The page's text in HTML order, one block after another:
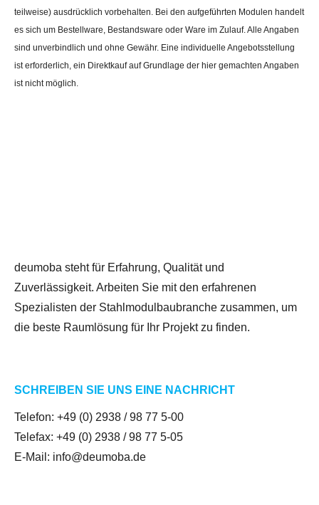
teilweise) ausdrücklich vorbehalten. Bei den aufgeführten Modulen handelt
es sich um Bestellware, Bestandsware oder Ware im Zulauf. Alle Angaben
sind unverbindlich und ohne Gewähr. Eine individuelle Angebotsstellung
ist erforderlich, ein Direktkauf auf Grundlage der hier gemachten Angaben
ist nicht möglich.
deumoba steht für Erfahrung, Qualität und
Zuverlässigkeit. Arbeiten Sie mit den erfahrenen
Spezialisten der Stahlmodulbaubranche zusammen, um
die beste Raumlösung für Ihr Projekt zu finden.
SCHREIBEN SIE UNS EINE NACHRICHT
Telefon: +49 (0) 2938 / 98 77 5-00
Telefax: +49 (0) 2938 / 98 77 5-05
E-Mail: info@deumoba.de